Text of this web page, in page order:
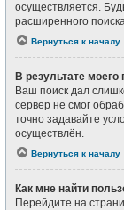
осуществляется.
расширенного
Вернуться к началу
В результате
Ваш поиск дал
сервер не смог
точно задавайте
осуществлён.
Вернуться к началу
Как мне найти
Перейдите на